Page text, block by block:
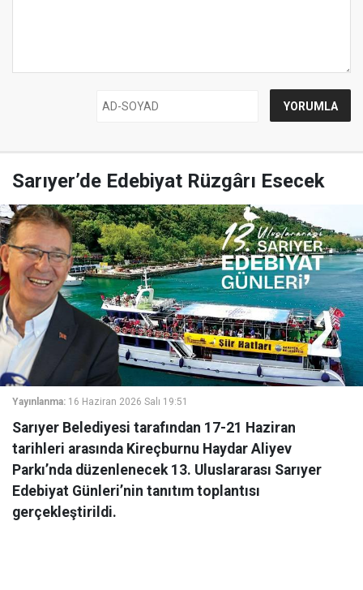
Sarıyer’de Edebiyat Rüzgârı Esecek
Yayınlanma: 16 Haziran 2026 Salı 19:51
Sarıyer Belediyesi tarafından 17-21 Haziran
tarihleri arasında Kireçburnu Haydar Aliyev
Parkı’nda düzenlenecek 13. Uluslararası Sarıyer
Edebiyat Günleri’nin tanıtım toplantısı
gerçekleştirildi.